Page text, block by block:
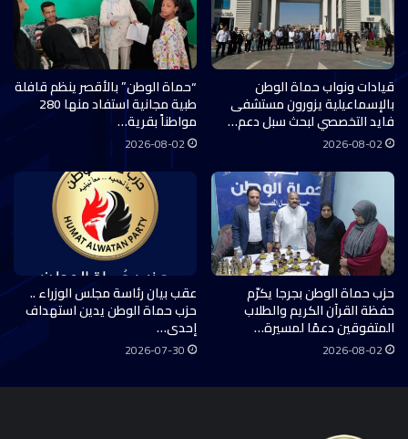
قيادات ونواب حماة الوطن
بالإسماعيلية يزورون مستشفى
فايد التخصصي لبحث سبل دعم…
2026-08-02
“حماة الوطن” بالأقصر ينظم قافلة
طبية مجانية استفاد منها 280
مواطناً بقرية…
2026-08-02
حزب حماة الوطن بجرجا يكرّم
حفظة القرآن الكريم والطلاب
المتفوقين دعمًا لمسيرة…
2026-08-02
عقب بيان رئاسة مجلس الوزراء ..
حزب حماة الوطن يدين استهداف
إحدى…
2026-07-30